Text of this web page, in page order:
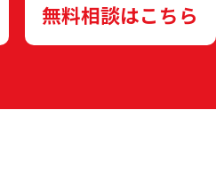
無料相談はこちら